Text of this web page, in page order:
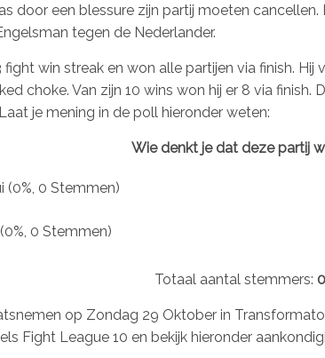
door een blessure zijn partij moeten cancellen.
tegen de Nederlander.
fight win streak en won alle partijen via finish.
choke. Van zijn 10 wins won hij er 8 via
je mening in de poll hieronder weten:
Wie denkt je dat deze partij
(0%, 0 Stemmen)
(0%, 0 Stemmen)
Totaal aantal stemmers: 0
op Zondag 29 Oktober in
Fight League 10 en bekijk hieronder